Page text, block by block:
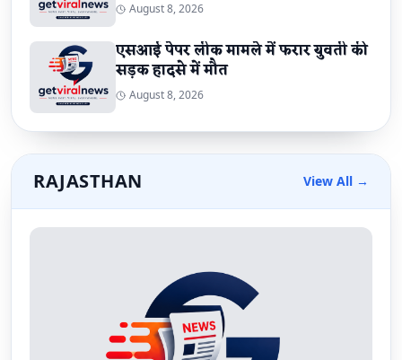
August 8, 2026
एसआई पेपर लीक मामले में फरार युवती की
सड़क हादसे में मौत
August 8, 2026
RAJASTHAN View All →